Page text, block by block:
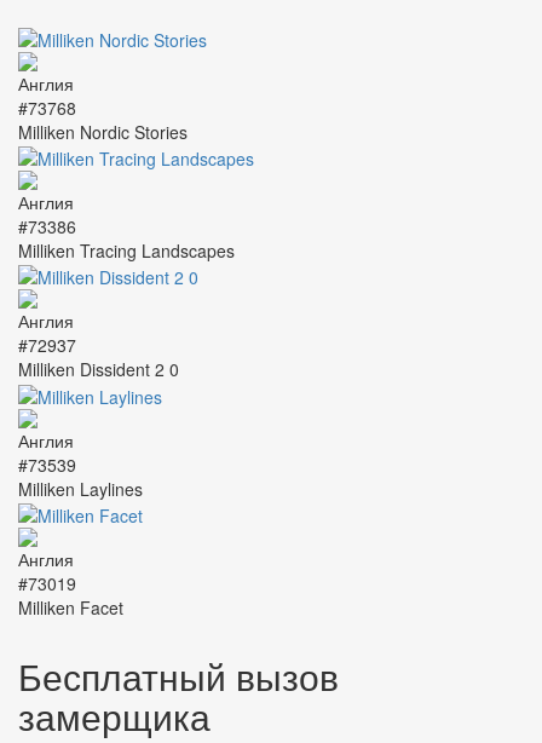
#73768
Milliken Nordic Stories
#73386
Milliken Tracing Landscapes
#72937
Milliken Dissident 2 0
#73539
Milliken Laylines
#73019
Milliken Facet
Бесплатный вызов
замерщика